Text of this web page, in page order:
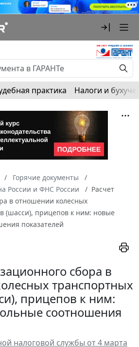
практика Налоги и
Горячие документы
России и ФНС России
Расчет
в отношении колесных
(шасси), прицепов к ним: новые
показателей
сбора в
транспортных
прицепов к ним:
соотношения
налоговой службы от 4 марта